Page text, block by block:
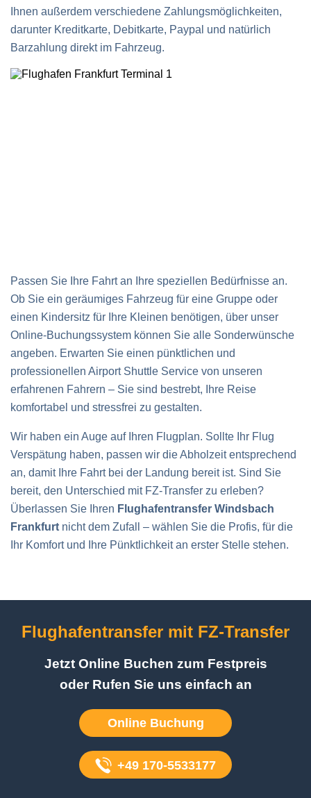
Ihnen außerdem verschiedene Zahlungsmöglichkeiten,
darunter Kreditkarte, Debitkarte, Paypal und natürlich
Barzahlung direkt im Fahrzeug.
Passen Sie Ihre Fahrt an Ihre speziellen Bedürfnisse an.
Ob Sie ein geräumiges Fahrzeug für eine Gruppe oder
einen Kindersitz für Ihre Kleinen benötigen, über unser
Online-Buchungssystem können Sie alle Sonderwünsche
angeben. Erwarten Sie einen pünktlichen und
professionellen Airport Shuttle Service von unseren
erfahrenen Fahrern – Sie sind bestrebt, Ihre Reise
komfortabel und stressfrei zu gestalten.
Wir haben ein Auge auf Ihren Flugplan. Sollte Ihr Flug
Verspätung haben, passen wir die Abholzeit entsprechend
an, damit Ihre Fahrt bei der Landung bereit ist. Sind Sie
bereit, den Unterschied mit FZ-Transfer zu erleben?
Überlassen Sie Ihren Flughafentransfer Windsbach
Frankfurt nicht dem Zufall – wählen Sie die Profis, für die
Ihr Komfort und Ihre Pünktlichkeit an erster Stelle stehen.
Flughafentransfer mit FZ-Transfer
Jetzt Online Buchen zum Festpreis
oder Rufen Sie uns einfach an
Online Buchung
+49 170-5533177